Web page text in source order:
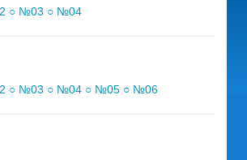
○ №03 ○ №04
○ №03 ○ №04 ○ №05 ○ №06